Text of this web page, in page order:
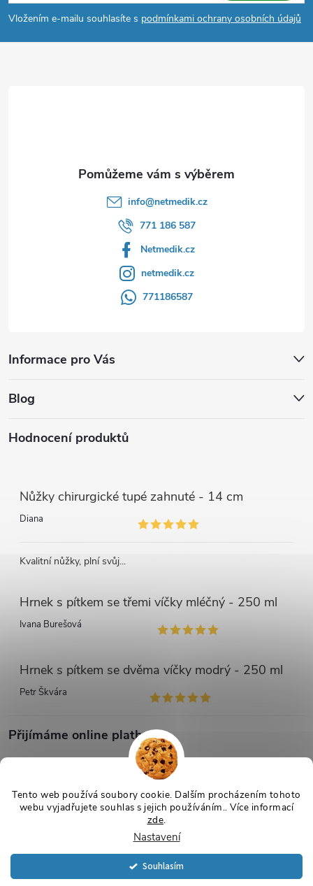
Tento web používá soubory cookie. Dalším procházením tohoto
webu vyjadřujete souhlas s jejich používáním.. Více informací
zde.
Nastavení
Souhlasím
p
a
Vložením e-mailu souhlasíte s podmínkami ochrany osobních údajů
Informace pro Vás
info@netmedik.cz
771 186 587
Netmedik.cz
netmedik.cz
771186587
Blog
Hodnocení produktů
Nůžky chirurgické tupé zahnuté - 14 cm
Diana
Kvalitní nůžky, plní svůj...
Hrnek s pítkem se třemi víčky mléčný - 250 ml
Ivana Burešová
Hrnek s pítkem se dvěma víčky modrý - 250 ml
Petr Škvára
Přijímáme online platby
Vytvořil Shoptet
. Všechna práva vyhrazena.
nastavení cookies